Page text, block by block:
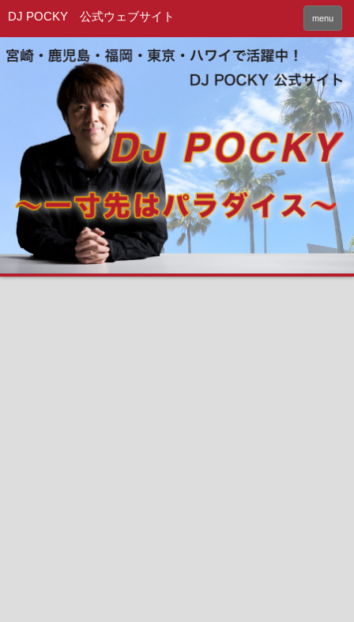
menu
DJ POCKY 公式ウェブサイト